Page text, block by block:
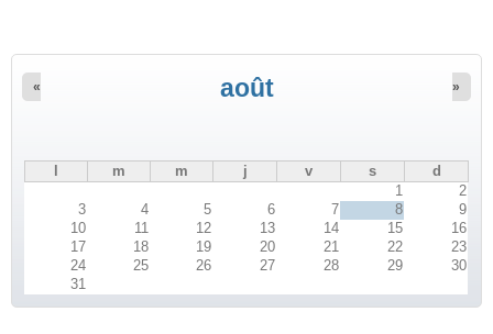
août
« »
m m j v s
d
1
2
3
4 5 6 7 8
9
10
11 12 13 14 15
16
17
18 19 20 21 22
23
24
25 26 27 28 29
30
31